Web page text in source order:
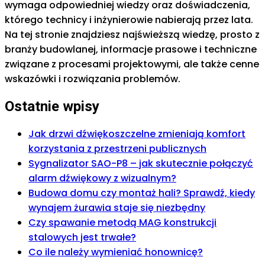
wymaga odpowiedniej wiedzy oraz doświadczenia,
którego technicy i inżynierowie nabierają przez lata.
Na tej stronie znajdziesz najświeższą wiedzę, prosto z
branży budowlanej, informacje prasowe i techniczne
związane z procesami projektowymi, ale także cenne
wskazówki i rozwiązania problemów.
Ostatnie wpisy
Jak drzwi dźwiękoszczelne zmieniają komfort
korzystania z przestrzeni publicznych
Sygnalizator SAO-P8 – jak skutecznie połączyć
alarm dźwiękowy z wizualnym?
Budowa domu czy montaż hali? Sprawdź, kiedy
wynajem żurawia staje się niezbędny
Czy spawanie metodą MAG konstrukcji
stalowych jest trwałe?
Co ile należy wymieniać honownicę?